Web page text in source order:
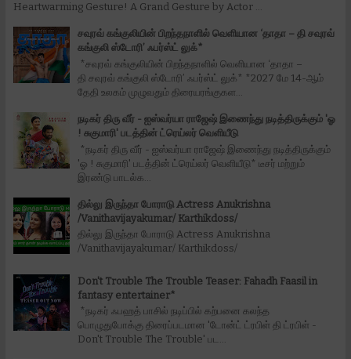
Heartwarming Gesture! A Grand Gesture by Actor ...
சவுரவ் கங்குலியின் பிறந்தநாளில் வெளியான ‘தாதா – தி சவுரவ்
கங்குலி ஸ்டோரி’ ஃபர்ஸ்ட் லுக்*
*சவுரவ் கங்குலியின் பிறந்தநாளில் வெளியான ‘தாதா –
தி சவுரவ் கங்குலி ஸ்டோரி’ ஃபர்ஸ்ட் லுக்* *2027 மே 14-ஆம்
தேதி உலகம் முழுவதும் திரையரங்குகள...
நடிகர் திரு வீர் - ஐஸ்வர்யா ராஜேஷ் இணைந்து நடித்திருக்கும் 'ஓ
! சுகுமாரி' படத்தின் ட்ரெய்லர் வெளியீடு
*நடிகர் திரு வீர் - ஐஸ்வர்யா ராஜேஷ் இணைந்து நடித்திருக்கும்
'ஓ ! சுகுமாரி' படத்தின் ட்ரெய்லர் வெளியீடு* டீசர் மற்றும்
இரண்டு பாடல்க...
தில்லு இருந்தா போராடு Actress Anukrishna
/Vanithavijayakumar/ Karthikdoss/
தில்லு இருந்தா போராடு Actress Anukrishna
/Vanithavijayakumar/ Karthikdoss/
Don't Trouble The Trouble Teaser: Fahadh Faasil in
fantasy entertainer*
*நடிகர் ஃபஹத் பாசில் நடிப்பில் கற்பனை கலந்த
பொழுதுபோக்கு திரைப்படமான 'டோன்ட் ட்ரபிள் தி ட்ரபிள் -
Don't Trouble The Trouble' பட...